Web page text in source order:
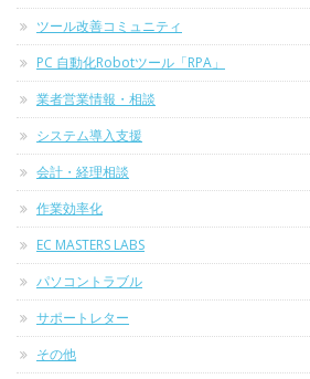
ツール改善コミュニティ
PC 自動化Robotツール「RPA」
業者営業情報・相談
システム導入支援
会計・経理相談
作業効率化
EC MASTERS LABS
パソコントラブル
サポートレター
その他